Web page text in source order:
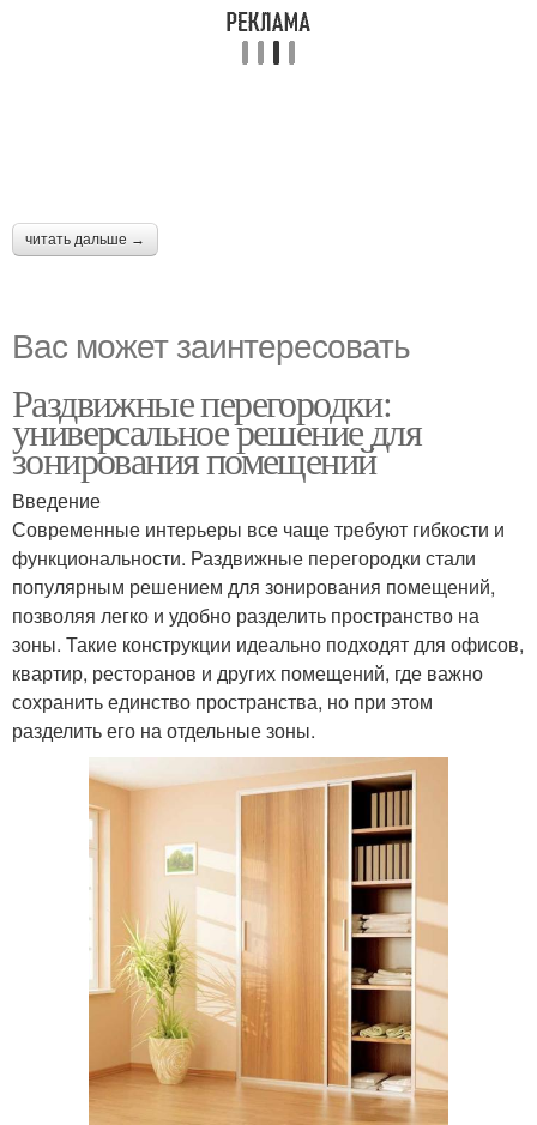
читать дальше →
Вас может заинтересовать
Раздвижные перегородки:
универсальное решение для
зонирования помещений
Введение
Современные интерьеры все чаще требуют гибкости и
функциональности. Раздвижные перегородки стали
популярным решением для зонирования помещений,
позволяя легко и удобно разделить пространство на
зоны. Такие конструкции идеально подходят для офисов,
квартир, ресторанов и других помещений, где важно
сохранить единство пространства, но при этом
разделить его на отдельные зоны.